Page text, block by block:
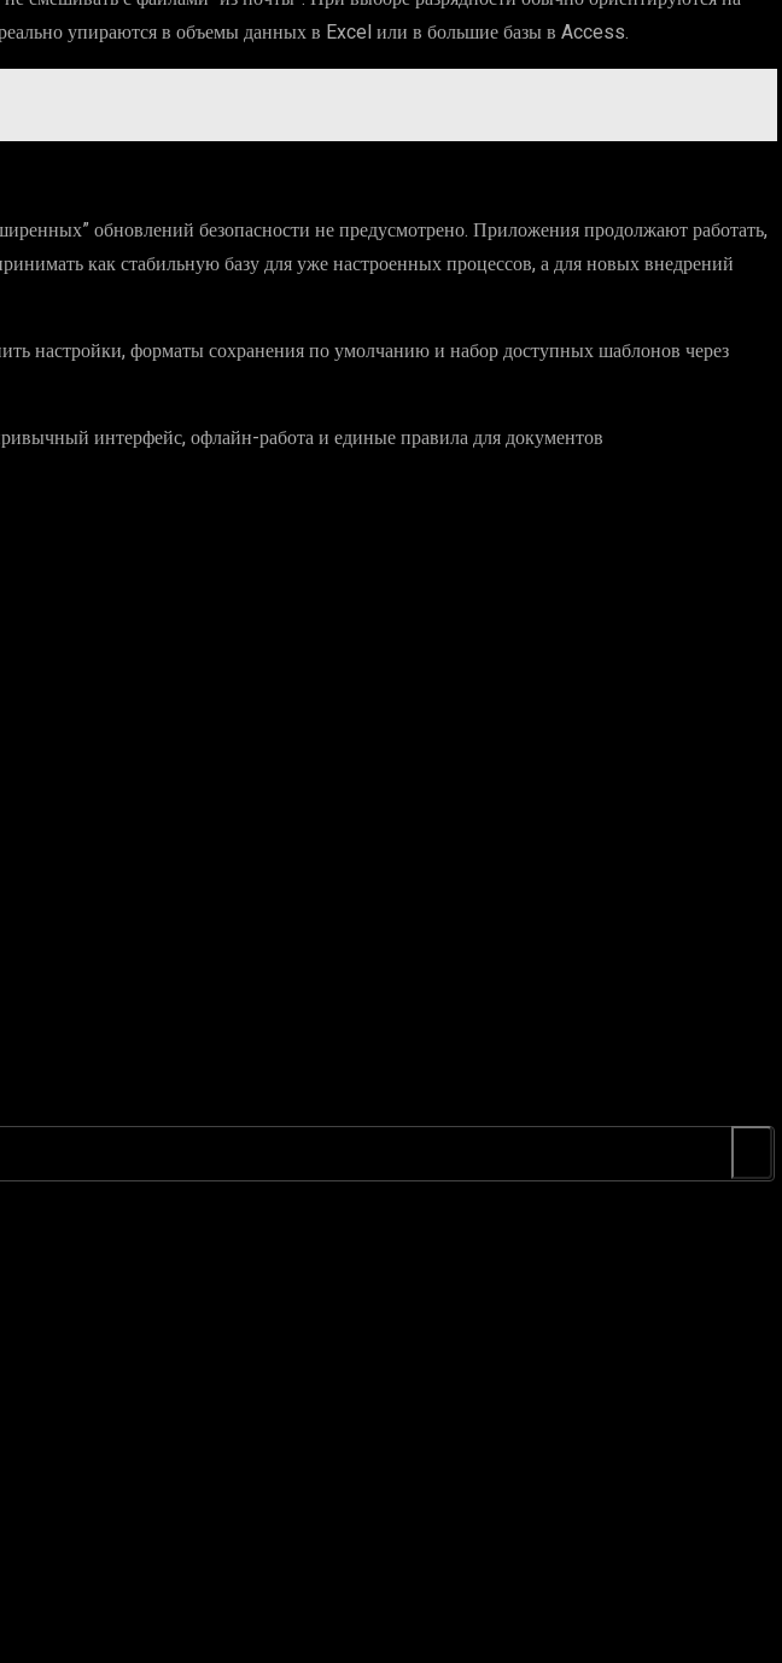
упираются в объемы данных в Excel или в большие базы в Access.
обновлений безопасности не предусмотрено. Приложения продолжают работать,
как стабильную базу для уже настроенных процессов, а для новых внедрений
настройки, форматы сохранения по умолчанию и набор доступных шаблонов через
интерфейс, офлайн-работа и единые правила для документов